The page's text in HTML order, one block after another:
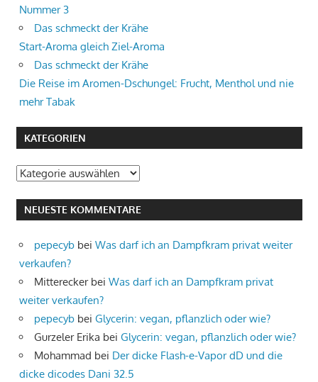
Nummer 3
Das schmeckt der Krähe
Start-Aroma gleich Ziel-Aroma
Das schmeckt der Krähe
Die Reise im Aromen-Dschungel: Frucht, Menthol und nie
mehr Tabak
KATEGORIEN
Kategorien
NEUESTE KOMMENTARE
pepecyb bei Was darf ich an Dampfkram privat weiter
verkaufen?
Mittereckerbei Was darf ich an Dampfkram privat
weiter verkaufen?
pepecyb bei Glycerin: vegan, pflanzlich oder wie?
Gurzeler Erika bei Glycerin: vegan, pflanzlich oder wie?
Mohammad bei Der dicke Flash-e-Vapor dD und die
dicke dicodes Dani 32.5